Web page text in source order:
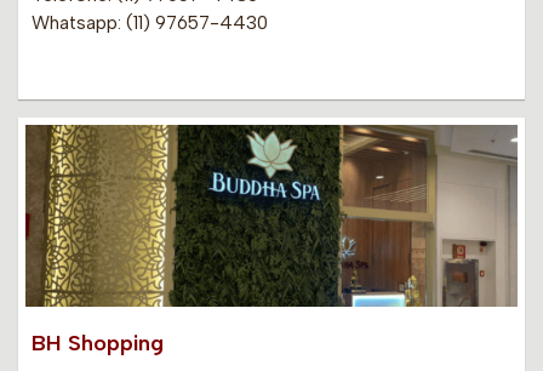
Whatsapp: (11) 97657-4430
BH Shopping